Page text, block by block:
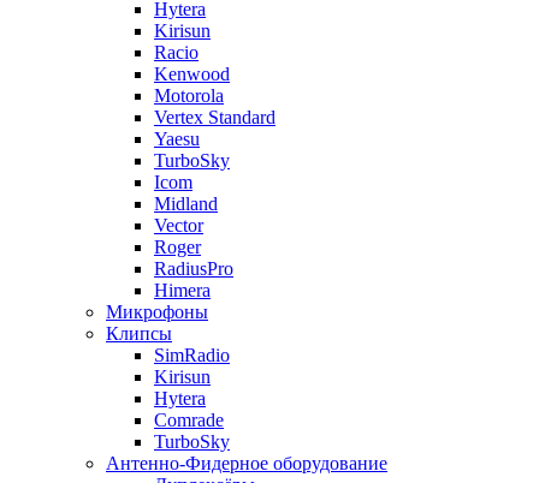
Hytera
Kirisun
Racio
Kenwood
Motorola
Vertex Standard
Yaesu
TurboSky
Icom
Midland
Vector
Roger
RadiusPro
Himera
Микрофоны
Клипсы
SimRadio
Kirisun
Hytera
Comrade
TurboSky
Антенно-Фидерное оборудование